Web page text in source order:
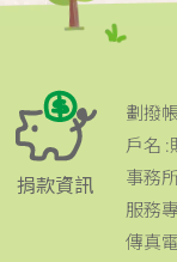
捐款資訊
劃撥
戶名 :
事務
服務
傳真